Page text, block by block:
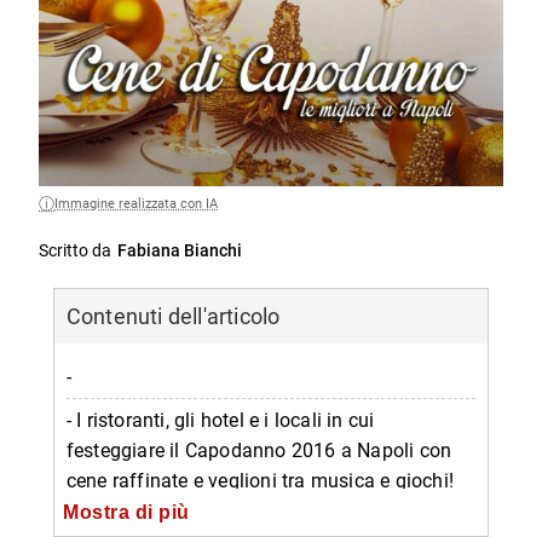
Immagine realizzata con IA
Scritto da Fabiana Bianchi
Contenuti dell'articolo
-
- I ristoranti, gli hotel e i locali in cui
festeggiare il Capodanno 2016 a Napoli con
cene raffinate e veglioni tra musica e giochi!
-- Dejavù
Mostra di più